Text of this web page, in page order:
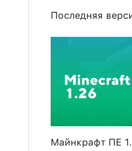
Последняя
Майнкрафт ПЕ